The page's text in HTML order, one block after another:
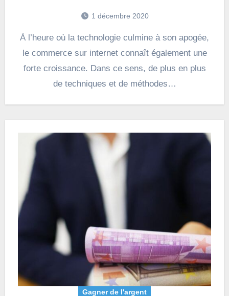
1 décembre 2020
À l’heure où la technologie culmine à son apogée,
le commerce sur internet connaît également une
forte croissance. Dans ce sens, de plus en plus
de techniques et de méthodes…
Gagner de l'argent